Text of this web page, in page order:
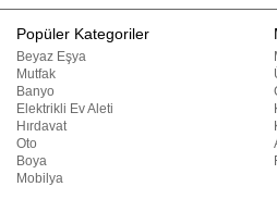
Popüler Kategoriler
Beyaz Eşya
Mutfak
Banyo
Elektrikli Ev Aleti
Hırdavat
Oto
Boya
Mobilya